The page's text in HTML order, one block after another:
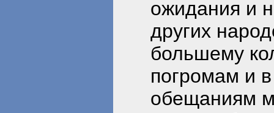
ожидания и
других
большему
погромам и
обещаниям